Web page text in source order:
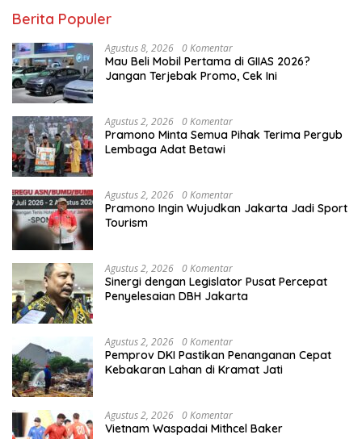
Berita Populer
Agustus 8, 2026 0 Komentar
Mau Beli Mobil Pertama di GIIAS 2026?
Jangan Terjebak Promo, Cek Ini
Agustus 2, 2026 0 Komentar
Pramono Minta Semua Pihak Terima Pergub
Lembaga Adat Betawi
Agustus 2, 2026 0 Komentar
Pramono Ingin Wujudkan Jakarta Jadi Sport
Tourism
Agustus 2, 2026 0 Komentar
Sinergi dengan Legislator Pusat Percepat
Penyelesaian DBH Jakarta
Agustus 2, 2026 0 Komentar
Pemprov DKI Pastikan Penanganan Cepat
Kebakaran Lahan di Kramat Jati
Agustus 2, 2026 0 Komentar
Vietnam Waspadai Mithcel Baker